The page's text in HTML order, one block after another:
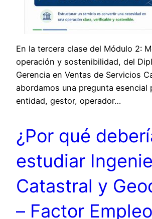
En la tercera clase del Módulo 2:
operación y sostenibilidad, del
Gerencia en Ventas de Servicios
abordamos una pregunta esencial
entidad, gestor, operador…
¿Por qué
estudiar
Catastral y
– Factor Empleo